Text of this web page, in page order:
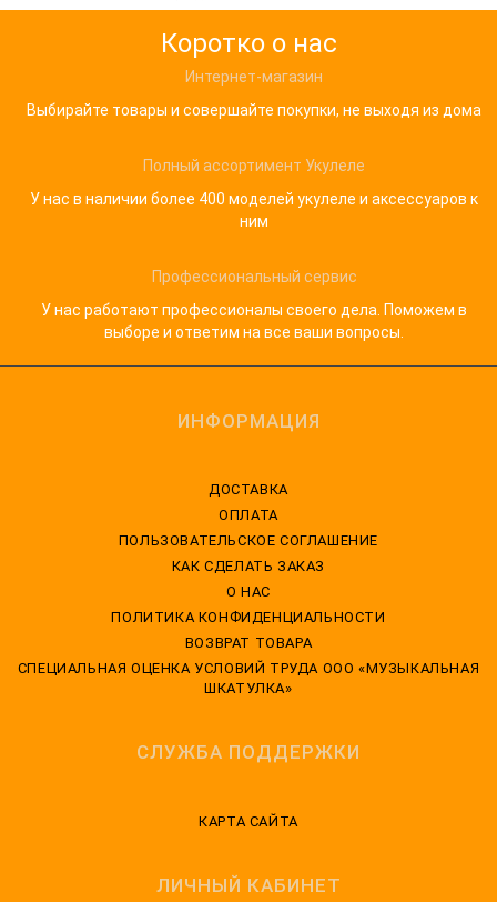
Коротко о нас
Интернет-магазин
Выбирайте товары и совершайте покупки, не выходя из дома
Полный ассортимент Укулеле
У нас в наличии более 400 моделей укулеле и аксессуаров к
ним
Профессиональный сервис
У нас работают профессионалы своего дела. Поможем в
выборе и ответим на все ваши вопросы.
ИНФОРМАЦИЯ
ДОСТАВКА
ОПЛАТА
ПОЛЬЗОВАТЕЛЬСКОЕ СОГЛАШЕНИЕ
КАК СДЕЛАТЬ ЗАКАЗ
О НАС
ПОЛИТИКА КОНФИДЕНЦИАЛЬНОСТИ
ВОЗВРАТ ТОВАРА
CПЕЦИАЛЬНАЯ ОЦЕНКА УСЛОВИЙ ТРУДА ООО «МУЗЫКАЛЬНАЯ
ШКАТУЛКА»
СЛУЖБА ПОДДЕРЖКИ
КАРТА САЙТА
ЛИЧНЫЙ КАБИНЕТ